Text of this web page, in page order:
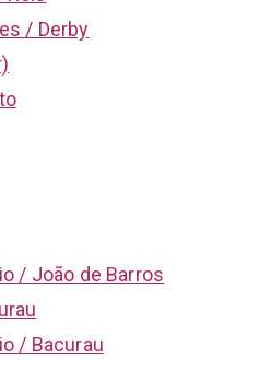
/ Derby
/ João de Barros
/ Bacurau